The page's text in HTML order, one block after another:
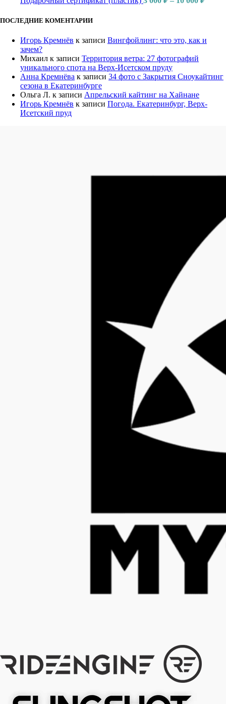
10
ПОСЛЕДНИЕ КОМЕНТАРИИ
Игорь Кремнёв к записи Вингфойлинг: что это, как и
зачем?
Михаил к записи Территория ветра: 27 фотографий
уникального спота на Верх-Исетском пруду
Анна Кремнёва к записи 34 фото с Закрытия Сноукайтинг
сезона в Екатеринбурге
Ольга Л. к записи Апрельский кайтинг на Хайнане
Игорь Кремнёв к записи Погода. Екатеринбург, Верх-
Исетский пруд